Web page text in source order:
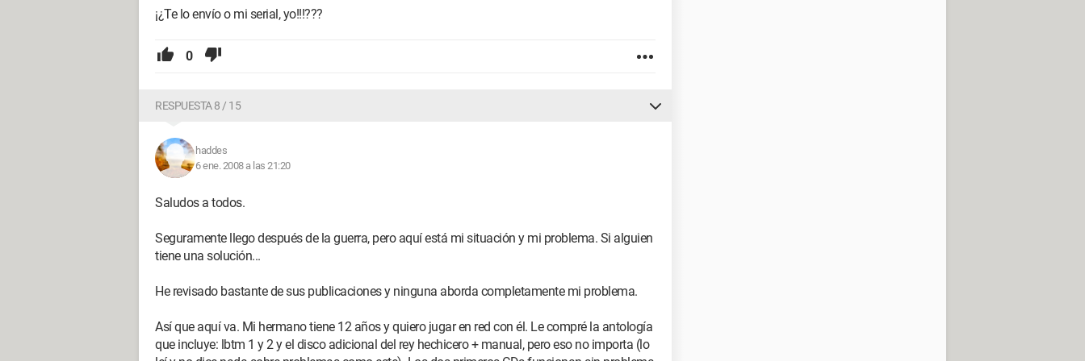
¡¿Te lo envío o mi serial, yo!!!???
0
RESPUESTA 8 / 15
haddes
6 ene. 2008 a las 21:20
Saludos a todos.
Seguramente llego después de la guerra, pero aquí está mi situación y mi problema. Si alguien
tiene una solución...
He revisado bastante de sus publicaciones y ninguna aborda completamente mi problema.
Así que aquí va. Mi hermano tiene 12 años y quiero jugar en red con él. Le compré la antología
que incluye: lbtm 1 y 2 y el disco adicional del rey hechicero + manual, pero eso no importa (lo